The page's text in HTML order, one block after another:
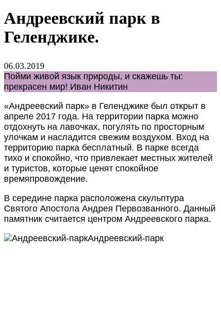
Андреевский парк в
Геленджике.
06.03.2019
Пойми живой язык природы, и скажешь ты:
прекрасен мир! Иван Никитин
«Андреевский парк» в Геленджике был открыт в
апреле 2017 года. На территории парка можно
отдохнуть на лавочках, погулять по просторным
улочкам и насладится свежим воздухом. Вход на
территорию парка бесплатный. В парке всегда
тихо и спокойно, что привлекает местных жителей
и туристов, которые ценят спокойное
времяпровождение.
В середине парка расположена скульптура
Святого Апостола Андрея Первозванного. Данный
памятник считается центром Андреевского парка.
Андреевский-парк